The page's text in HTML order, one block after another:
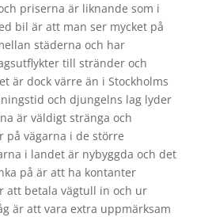
priserna är liknande som i
bil är att man ser mycket på
städerna och har
till stränder och
är dock värre än i Stockholms
och djungelns lag lyder
är väldigt stränga och
på vägarna i de större
i landet är nybyggda och det
på är att ha kontanter
att betala vägtull in och ur
är att vara extra uppmärksam